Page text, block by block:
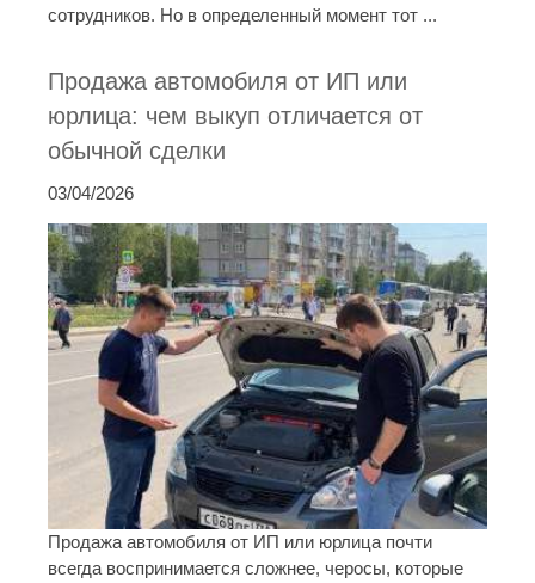
сотрудников. Но в определенный момент тот ...
Продажа автомобиля от ИП или
юрлица: чем выкуп отличается от
обычной сделки
03/04/2026
Продажа автомобиля от ИП или юрлица почти
всегда воспринимается сложнее, черосы, которые